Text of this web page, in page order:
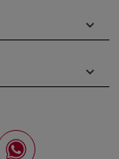
keyboard_arrow_down
keyboard_arrow_down